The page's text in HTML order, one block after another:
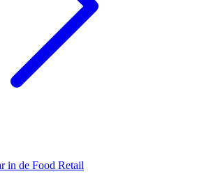
in de Food Retail